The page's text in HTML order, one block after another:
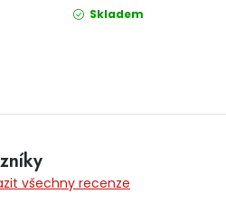
Skladem
všechny recenze